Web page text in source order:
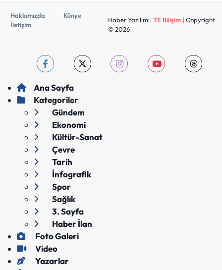
Hakkımızda
Künye
İletişim
Haber Yazılımı: TE Bilişim| Copyright
© 2026
Ana Sayfa
Kategoriler
Gündem
Ekonomi
Kültür-Sanat
Çevre
Tarih
İnfografik
Spor
Sağlık
3. Sayfa
Haber İlan
Foto Galeri
Video
Yazarlar